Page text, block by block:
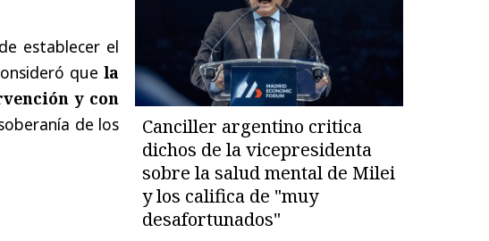
establecer el
quela
y con
de los
Canciller argentino critica
dichos de la vicepresidenta
sobre la salud mental de Milei
y los califica de "muy
desafortunados"